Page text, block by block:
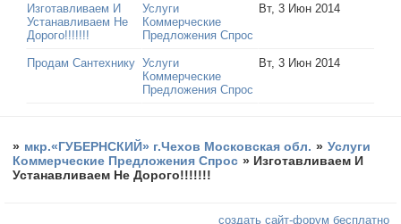
Изготавливаем И
Устанавливаем Не
Дорого!!!!!!!
Услуги
Коммерческие
Предложения Спрос
Вт, 3 Июн 2014
Продам Сантехнику Услуги
Коммерческие
Предложения Спрос
Вт, 3 Июн 2014
» мкр.«ГУБЕРНСКИЙ» г.Чехов Московская обл. » Услуги
Коммерческие Предложения Спрос » Изготавливаем И
Устанавливаем Не Дорого!!!!!!!
создать сайт-форум бесплатно